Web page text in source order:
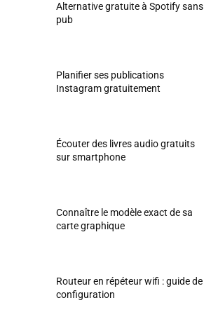
Alternative gratuite à Spotify sans
pub
Planifier ses publications
Instagram gratuitement
Écouter des livres audio gratuits
sur smartphone
Connaître le modèle exact de sa
carte graphique
Routeur en répéteur wifi : guide de
configuration